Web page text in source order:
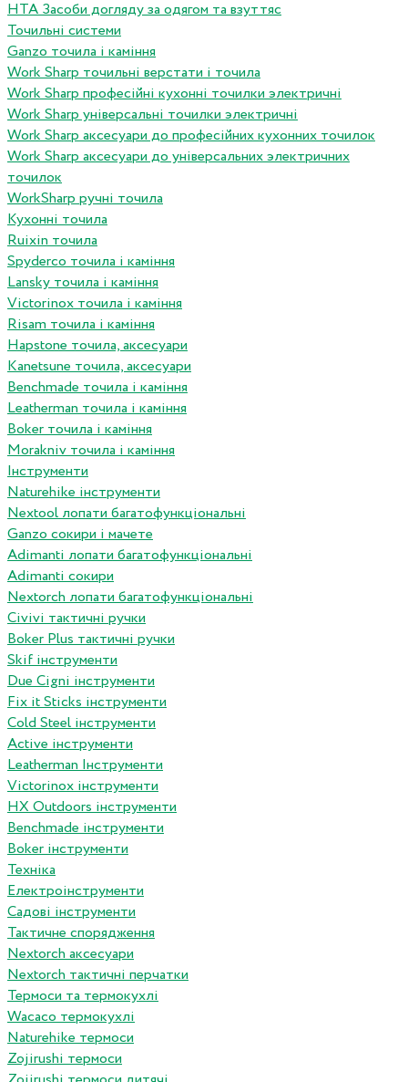
HTA Засоби догляду за одягом та взуттяс
Точильні системи
Ganzo точила і каміння
Work Sharp точильні верстати і точила
Work Sharp професiйнi кухоннi точилки электричнi
Work Sharp унiверсальнi точилки электричнi
Work Sharp аксесуари до професiйних кухонних точилок
Work Sharp аксесуари до унiверсальних электричних
точилок
WorkSharp ручні точила
Кухонні точила
Ruixin точила
Spyderco точила і каміння
Lansky точила і каміння
Victorinox точила і каміння
Risam точила і каміння
Hapstone точила, аксесуари
Kanetsune точила, аксесуари
Benchmade точила і каміння
Leatherman точила і каміння
Boker точила і каміння
Morakniv точила і каміння
Інструменти
Naturehike інструменти
Nextool лопати багатофункціональні
Ganzo сокири і мачете
Adimanti лопати багатофункціональні
Adimanti сокири
Nextorch лопати багатофункціональні
Сivivi тактичні ручки
Boker Plus тактичні ручки
Skif інструменти
Due Cigni інструменти
Fix it Sticks інструменти
Сold Steel інструменти
Active інструменти
Leatherman Інструменти
Victorinox інструменти
HX Outdoors інструменти
Benchmade інструменти
Boker інструменти
Техніка
Електроінструменти
Садові інструменти
Тактичне спорядження
Nextorch аксесуари
Nextorch тактичні перчатки
Термоси та термокухлі
Wacaco термокухлі
Naturehike термоси
Zojirushi термоси